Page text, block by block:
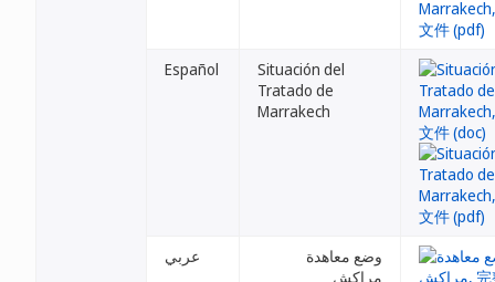
Español
Situación del
Tratado de
Marrakech
عربي
وضع معاهدة
مراكش